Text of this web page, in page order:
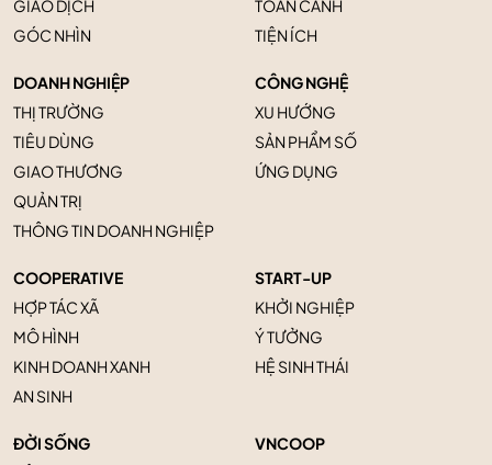
GIAO DỊCH
GÓC NHÌN
TOÀN CẢNH
TIỆN ÍCH
DOANH NGHIỆP
THỊ TRƯỜNG
TIÊU DÙNG
GIAO THƯƠNG
QUẢN TRỊ
THÔNG TIN DOANH NGHIỆP
CÔNG NGHỆ
XU HƯỚNG
SẢN PHẨM SỐ
ỨNG DỤNG
COOPERATIVE
HỢP TÁC XÃ
MÔ HÌNH
KINH DOANH XANH
AN SINH
START-UP
KHỞI NGHIỆP
Ý TƯỞNG
HỆ SINH THÁI
ĐỜI SỐNG
VNCOOP